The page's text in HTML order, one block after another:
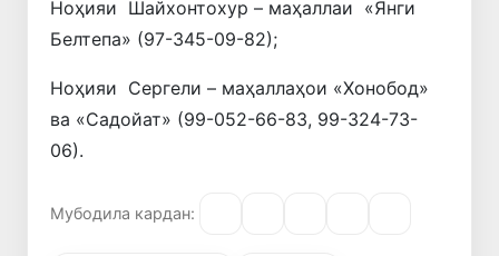
Ноҳияи Шайхонтохур – маҳаллаи «Янги
Белтепа» (97-345-09-82);
Ноҳияи Сергели – маҳаллаҳои «Хонобод»
ва «Садойат» (99-052-66-83, 99-324-73-
06).
Мубодила кардан: